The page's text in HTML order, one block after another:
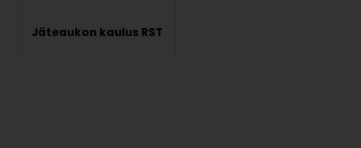
Jäteaukon kaulus RST